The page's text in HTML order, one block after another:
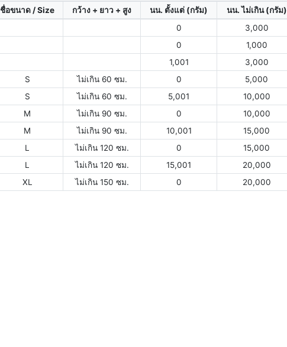
ชื่อขนาด / Size กว้าง + ยาว + สูง นน. ตั้งแต่ (กรัม) นน. ไม่เกิน (กรัม)
0 3,000
0 1,000
1,001 3,000
S ไม่เกิน 60 ซม. 0 5,000
S ไม่เกิน 60 ซม. 5,001 10,000
M ไม่เกิน 90 ซม. 0 10,000
M ไม่เกิน 90 ซม. 10,001 15,000
L ไม่เกิน 120 ซม. 0 15,000
L ไม่เกิน 120 ซม. 15,001 20,000
XL ไม่เกิน 150 ซม. 0 20,000